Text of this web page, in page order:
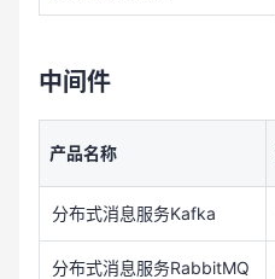
中间件
产品名称
分布式消息服务Kafka
分布式消息服务RabbitMQ